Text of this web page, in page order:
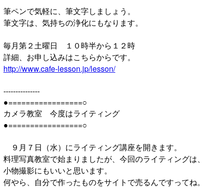
筆ペンで気軽に、筆文字しましょう。
筆文字は、気持ちの浄化にもなります。
毎月第２土曜日 １０時半から１２時
詳細、お申し込みはこちらからです。
http://www.cafe-lesson.jp/lesson/
---------------
●=================○
カメラ教室 今度はライティング
●=================○
９月７日（水）にライティング講座を開きます。
料理写真教室で始まりましたが、今回のライティングは、
小物撮影にもいいと思います。
何やら、自分で作ったものをサイトで売るんですってね。